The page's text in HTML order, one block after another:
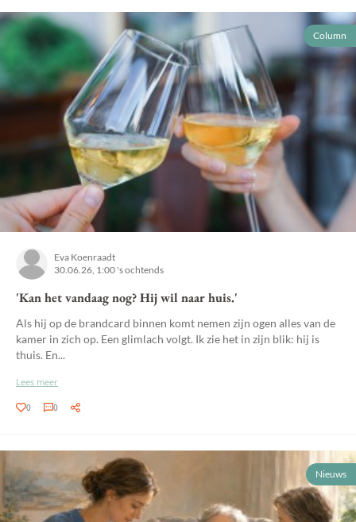
Column
Eva Koenraadt
30.06.26, 1:00 's ochtends
'Kan het vandaag nog? Hij wil naar huis.'
Als hij op de brandcard binnen komt nemen zijn ogen alles van de
kamer in zich op. Een glimlach volgt. Ik zie het in zijn blik: hij is
thuis. En...
Lees meer
0 0
Nieuws